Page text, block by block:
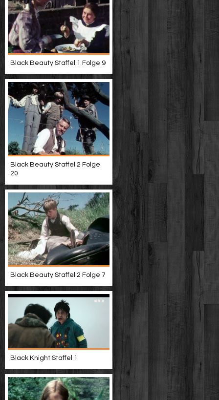
Black Beauty Staffel 1 Folge 9
Black Beauty Staffel 2 Folge
20
Black Beauty Staffel 2 Folge 7
Black Knight Staffel 1